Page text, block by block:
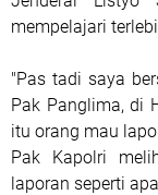
mempelajari
"Pas tadi saya
Pak Panglima, di
itu orang mau
Pak Kapolri
laporan seperti